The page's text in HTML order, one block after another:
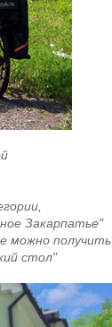
Закарпатье"
можно получить
стол"